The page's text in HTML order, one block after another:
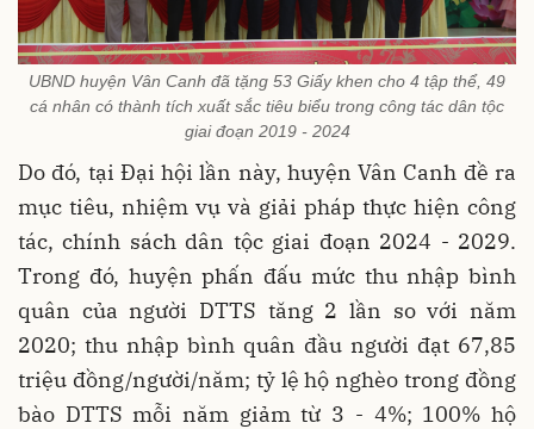
UBND huyện Vân Canh đã tặng 53 Giấy khen cho 4 tập thể, 49
cá nhân có thành tích xuất sắc tiêu biểu trong công tác dân tộc
giai đoạn 2019 - 2024
Do đó, tại Đại hội lần này, huyện Vân Canh đề ra
mục tiêu, nhiệm vụ và giải pháp thực hiện công
tác, chính sách dân tộc giai đoạn 2024 - 2029.
Trong đó, huyện phấn đấu mức thu nhập bình
quân của người DTTS tăng 2 lần so với năm
2020; thu nhập bình quân đầu người đạt 67,85
triệu đồng/người/năm; tỷ lệ hộ nghèo trong đồng
bào DTTS mỗi năm giảm từ 3 - 4%; 100% hộ